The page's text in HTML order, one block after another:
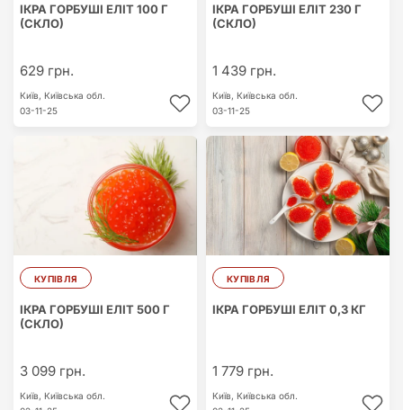
ІКРА ГОРБУШІ ЕЛІТ 100 Г
(СКЛО)
629 грн.
Київ, Київська обл.
03-11-25
ІКРА ГОРБУШІ ЕЛІТ 230 Г
(СКЛО)
1 439 грн.
Київ, Київська обл.
03-11-25
КУПІВЛЯ
ІКРА ГОРБУШІ ЕЛІТ 500 Г
(СКЛО)
3 099 грн.
Київ, Київська обл.
КУПІВЛЯ
ІКРА ГОРБУШІ ЕЛІТ 0,3 КГ
1 779 грн.
Київ, Київська обл.